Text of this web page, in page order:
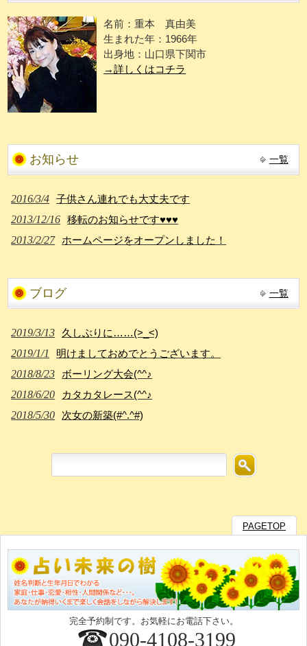
名前：重本 真由美
生まれた年：1966年
出身地：山口県下関市
→詳しくはコチラ
お知らせ 一覧
2016/3/4 子供さん連れでも大丈夫です
2013/12/16 移転のお知らせです♥♥♥
2013/2/27 ホームページをオープンしました！
ブログ 一覧
2019/3/13 久しぶりに……(>_<)
2019/1/1 明けましておめでとうございます。
2018/8/23 ボーリング大会(^^♪
2018/6/20 カタカタレース(^^♪
2018/5/30 次女の新築(#^.^#)
PAGETOP
完全予約制です。お気軽にお電話下さい。
090-4108-3199